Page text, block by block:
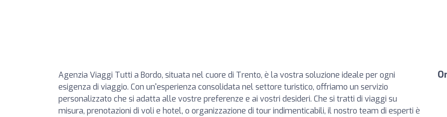
Agenzia Viaggi Tutti a Bordo, situata nel cuore di Trento, è la vostra soluzione ideale per ogni
esigenza di viaggio. Con un'esperienza consolidata nel settore turistico, offriamo un servizio
personalizzato che si adatta alle vostre preferenze e ai vostri desideri. Che si tratti di viaggi su
misura, prenotazioni di voli e hotel, o organizzazione di tour indimenticabili, il nostro team di esperti è